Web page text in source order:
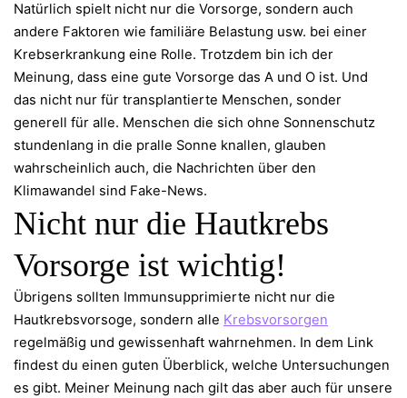
Natürlich spielt nicht nur die Vorsorge, sondern auch
andere Faktoren wie familiäre Belastung usw. bei einer
Krebserkrankung eine Rolle. Trotzdem bin ich der
Meinung, dass eine gute Vorsorge das A und O ist. Und
das nicht nur für transplantierte Menschen, sonder
generell für alle. Menschen die sich ohne Sonnenschutz
stundenlang in die pralle Sonne knallen, glauben
wahrscheinlich auch, die Nachrichten über den
Klimawandel sind Fake-News.
Nicht nur die Hautkrebs
Vorsorge ist wichtig!
Übrigens sollten Immunsupprimierte nicht nur die
Hautkrebsvorsoge, sondern alle Krebsvorsorgen
regelmäßig und gewissenhaft wahrnehmen. In dem Link
findest du einen guten Überblick, welche Untersuchungen
es gibt. Meiner Meinung nach gilt das aber auch für unsere